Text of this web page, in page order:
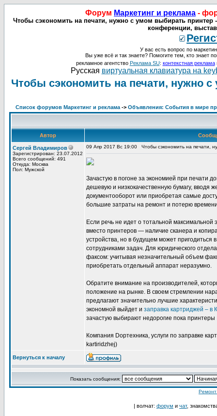
Форум Маркетинг и реклама -
Чтобы сэкономить на печати, нужно с умом выбирать
конференции,
У вас есть вопрос по
Вы уже всё и так знаете? Помогите тем, кто знает
рекламное агентство Реклама SU: контекстная реклама
Русская виртуальная клавиатура на
Чтобы сэкономить на печати, нужно
Список форумов Маркетинг и реклама -> Объявления: События в мире
Автор
Сергей Владимиров
Зарегистрирован: 23.07.2012
Всего сообщений: 491
Откуда: Москва
Пол: Мужской
09 Апр 2017 Вс 19:00 Чтобы сэкономить на печати,
Зачастую в погоне за экономией при печати
дешевую и низкокачественную бумагу, вводя
документооборот или приобретая самые
большие затраты на ремонт и потерю
Если речь не идет о тотальной
вместо принтеров — наличие сканера и
устройства, но в будущем может
сотрудниками задач. Для юридического
факсом: учитывая незначительный объем
приобретать отдельный аппарат неразумно.
Обратите внимание на производителей,
положение на рынке. В своем стремлении
предлагают значительно лучшие
экономной выйдет и заправка картриджей – в
зачастую выбирают недорогие пока принтеры
Компания Dopтехника, услуги по заправке
kartiridzhej)
Вернуться к началу
Показать сообщения:
Ремонт
| волчат: форум и чат,